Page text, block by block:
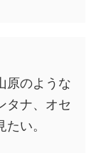
原のような
タナ、オセ
い。